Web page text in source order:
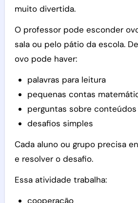
muito divertida.
O professor pode esconder
sala ou pelo pátio da escola.
ovo pode haver:
palavras para leitura
pequenas contas
perguntas sobre
desafios simples
Cada aluno ou grupo precisa
e resolver o desafio.
Essa atividade trabalha:
cooperação